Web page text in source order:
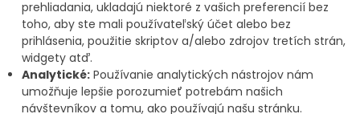
prehliadania, ukladajú niektoré z vašich preferencií bez
toho, aby ste mali používateľský účet alebo bez
prihlásenia, použitie skriptov a/alebo zdrojov tretích strán,
widgety atď.
Analytické: Používanie analytických nástrojov nám
umožňuje lepšie porozumieť potrebám našich
návštevníkov a tomu, ako používajú našu stránku.